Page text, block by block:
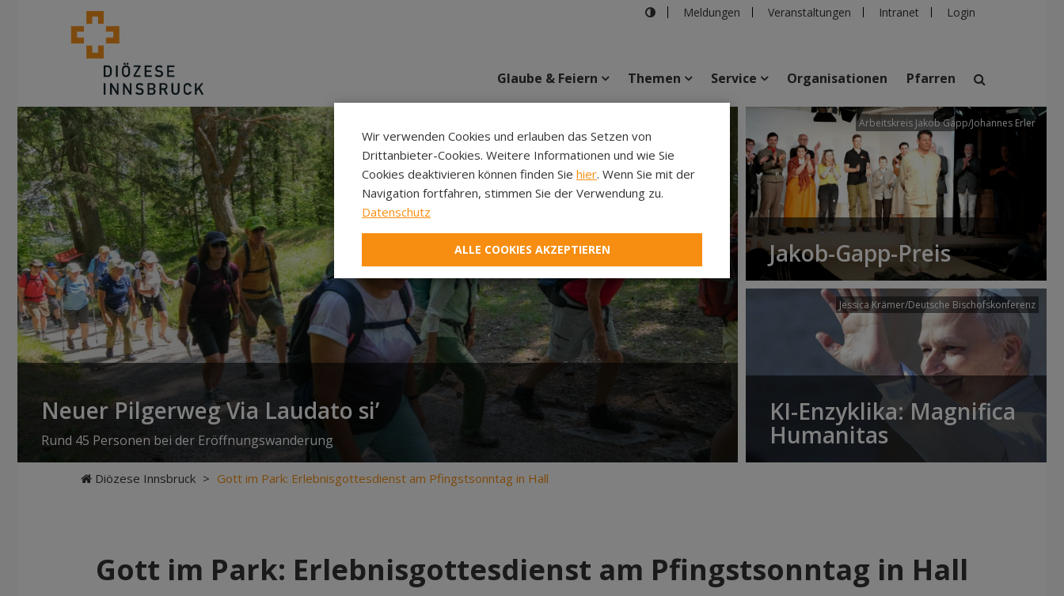
Meldungen Veranstaltungen Intranet Login
suchen
Veranstaltungen Personen Pfarren Einrichtungen
Glaube & Feiern Themen Service Organisationen Pfarren
Neuer Pilgerweg Via Laudato si’
Rund 45 Personen bei der Eröffnungswanderung
Arbeitskreis Jakob Gapp/Johannes Erler
Jakob-Gapp-Preis
Jessica Krämer/Deutsche Bischofskonferenz
KI-Enzyklika: Magnifica
Humanitas
Diözese Innsbruck > Gott im Park: Erlebnisgottesdienst am Pfingstsonntag in Hall
Gott im Park: Erlebnisgottesdienst am Pfingstsonntag in Hall
Wir verwenden Cookies und erlauben das Setzen von
Drittanbieter-Cookies. Weitere Informationen und wie Sie
Cookies deaktivieren können finden Sie hier. Wenn Sie mit der
Navigation fortfahren, stimmen Sie der Verwendung zu.
Datenschutz
ALLE COOKIES AKZEPTIEREN